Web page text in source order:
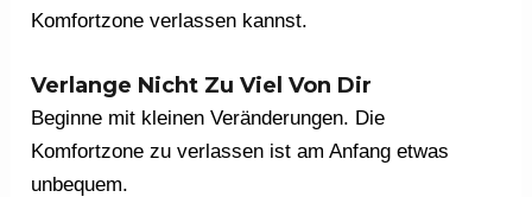
Komfortzone verlassen kannst.
Verlange Nicht Zu Viel Von Dir
Beginne mit kleinen Veränderungen. Die
Komfortzone zu verlassen ist am Anfang etwas
unbequem.